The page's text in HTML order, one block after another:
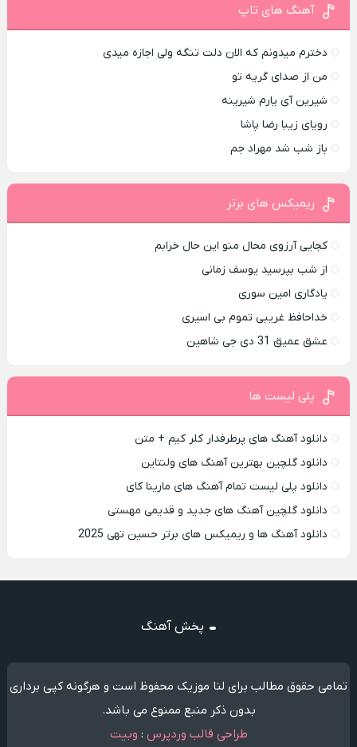
آهنگ های تاپ
دخترم میدونم که الان دلت تنگه ولی اجازه میدی
من از صدای گريه تو
شیرین آی یارم شیرینه
رویای زیبا رضا پاشا
باز شب شد مهراد جم
ریمیکس های برتر
کجایی آرزوی محال منو این حال خرابم
از شب بپرسید یوسف زمانی
یادگاری امین سوری
خداحافظ غریبی تموم بی اسیری
عشق عمیق 31 دی جی شاهین
پلی لیست ها
دانلود آهنگ های پرطرفدار کلر کیم + متن
دانلود گلچین بهترین آهنگ های ولنتاین
دانلود پلی لیست تمام آهنگ های مارینا کای
دانلود گلچین آهنگ های جدید و قدیمی مهستی
دانلود آهنگ ها و ریمیکس های برتر حسین تهی 2025
پخش آهنگ
تمامی حقوق مطالب برای لنا موزیک محفوظ است و هرگونه کپی برداری
بدون ذکر منبع ممنوع می باشد.
طراحی قالب وردپرس : وبیت